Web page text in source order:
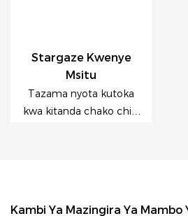
Stargaze Kwenye
Msitu
Tazama nyota kutoka
kwa kitanda chako chini
Kambi Ya Mazingira Ya Mambo